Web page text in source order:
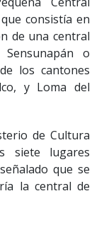
consistía en
de una central
o
los cantones
y Loma del
de Cultura
siete lugares
que se
la central de